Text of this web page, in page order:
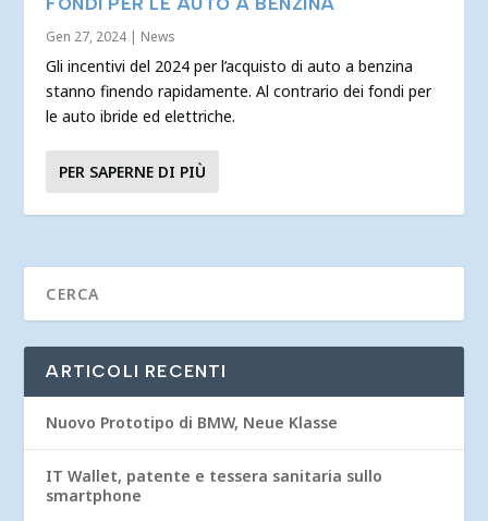
Gen 27, 2024 | News
Gli incentivi del 2024 per l’acquisto di auto a benzina
stanno finendo rapidamente. Al contrario dei fondi per
le auto ibride ed elettriche.
PER SAPERNE DI PIÙ
ARTICOLI RECENTI
Nuovo Prototipo di BMW, Neue Klasse
IT Wallet, patente e tessera sanitaria sullo
smartphone